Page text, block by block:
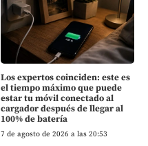
Los expertos coinciden: este es
el tiempo máximo que puede
estar tu móvil conectado al
cargador después de llegar al
100% de batería
7 de agosto de 2026 a las 20:53